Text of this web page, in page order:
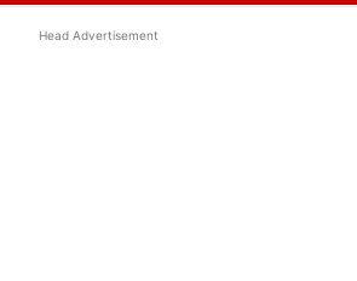
Head Advertisement